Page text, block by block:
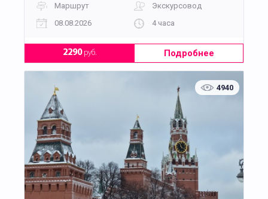
Маршрут
Экскурсовод
08.08.2026
4 часа
2290руб. Подробнее
4940